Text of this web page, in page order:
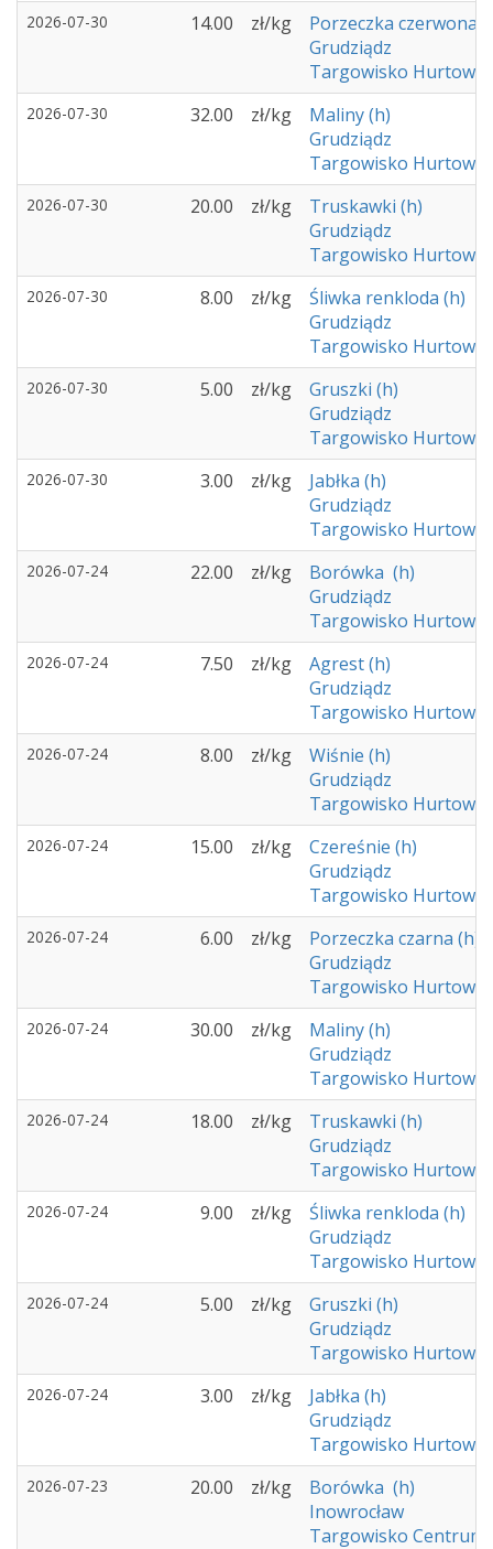
2026-07-30 14.00 zł/kg
Porzeczka czerwona
Grudziądz
Targowisko Hurtowe
2026-07-30 32.00 zł/kg
Maliny (h)
Grudziądz
Targowisko Hurtowe
2026-07-30 20.00 zł/kg
Truskawki (h)
Grudziądz
Targowisko Hurtowe
2026-07-30 8.00 zł/kg
Śliwka renkloda (h)
Grudziądz
Targowisko Hurtowe
2026-07-30 5.00 zł/kg
Gruszki (h)
Grudziądz
Targowisko Hurtowe
2026-07-30 3.00 zł/kg
Jabłka (h)
Grudziądz
Targowisko Hurtowe
2026-07-24 22.00 zł/kg
Borówka (h)
Grudziądz
Targowisko Hurtowe
2026-07-24 7.50 zł/kg
Agrest (h)
Grudziądz
Targowisko Hurtowe
2026-07-24 8.00 zł/kg
Wiśnie (h)
Grudziądz
Targowisko Hurtowe
2026-07-24 15.00 zł/kg
Czereśnie (h)
Grudziądz
Targowisko Hurtowe
2026-07-24 6.00 zł/kg
Porzeczka czarna (h)
Grudziądz
Targowisko Hurtowe
2026-07-24 30.00 zł/kg
Maliny (h)
Grudziądz
Targowisko Hurtowe
2026-07-24 18.00 zł/kg
Truskawki (h)
Grudziądz
Targowisko Hurtowe
2026-07-24 9.00 zł/kg
Śliwka renkloda (h)
Grudziądz
Targowisko Hurtowe
2026-07-24 5.00 zł/kg
Gruszki (h)
Grudziądz
Targowisko Hurtowe
2026-07-24 3.00 zł/kg
Jabłka (h)
Grudziądz
Targowisko Hurtowe
2026-07-23 20.00 zł/kg
Borówka (h)
Inowrocław
Targowisko Centrum